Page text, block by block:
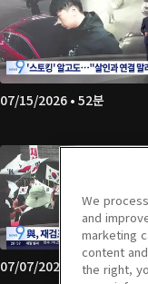
07/15/2026 • 52분
07/07/2026 • 53분
We
and
marketing
content
the right,